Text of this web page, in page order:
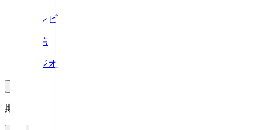
テレビ
配信
ラジオ
期間